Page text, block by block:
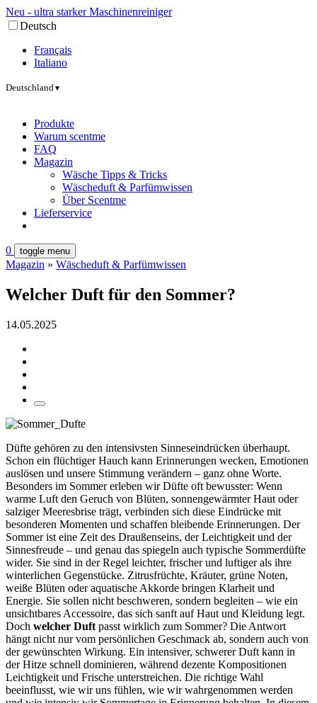
Neu - ultra starker Maschinenreiniger
Deutsch
Français
Italiano
Deutschland▼
Produkte
Warum scentme
FAQ
Magazin
Wäsche Tipps & Tricks
Wäscheduft & Parfümwissen
Über Scentme
Lieferservice
0 toggle menu
Magazin » Wäscheduft & Parfümwissen
Welcher Duft für den Sommer?
14.05.2025
Düfte gehören zu den intensivsten Sinneseindrücken überhaupt.
Schon ein flüchtiger Hauch kann Erinnerungen wecken, Emotionen
auslösen und unsere Stimmung verändern – ganz ohne Worte.
Besonders im Sommer erleben wir Düfte oft bewusster: Wenn
warme Luft den Geruch von Blüten, sonnengewärmter Haut oder
salziger Meeresbrise trägt, verbinden sich diese Eindrücke mit
besonderen Momenten und schaffen bleibende Erinnerungen. Der
Sommer ist eine Zeit des Draußenseins, der Leichtigkeit und der
Sinnesfreude – und genau das spiegeln auch typische Sommerdüfte
wider. Sie sind in der Regel leichter, frischer und luftiger als ihre
winterlichen Gegenstücke. Zitrusfrüchte, Kräuter, grüne Noten,
weiße Blüten oder aquatische Akkorde bringen Klarheit und
Energie. Sie sollen nicht beschweren, sondern begleiten – wie ein
unsichtbares Accessoire, das sich sanft auf Haut und Kleidung legt.
Doch welcher Duft passt wirklich zum Sommer? Die Antwort
hängt nicht nur vom persönlichen Geschmack ab, sondern auch von
der gewünschten Wirkung. Ein intensiver, schwerer Duft kann in
der Hitze schnell dominieren, während dezente Kompositionen
Leichtigkeit und Frische unterstreichen. Die richtige Wahl
beeinflusst, wie wir uns fühlen, wie wir wahrgenommen werden